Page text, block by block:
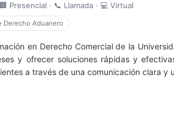
Presencial · 📞 Llamada · 💻 Virtual
Derecho Aduanero
en Derecho Comercial de la
y ofrecer soluciones rápidas y
a través de una comunicación clara y